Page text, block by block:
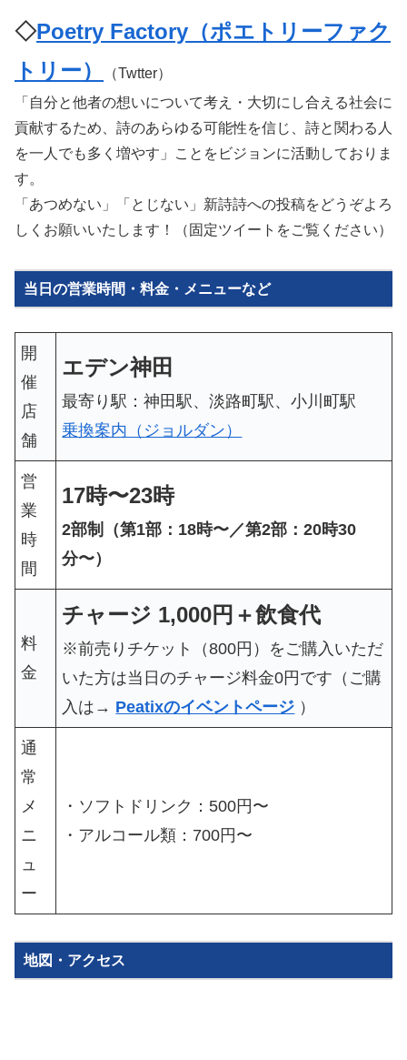
◇Poetry Factory（ポエトリーファク
トリー）
（Twtter）
「自分と他者の想いについて考え・大切にし合える社会に
貢献するため、詩のあらゆる可能性を信じ、詩と関わる人
を一人でも多く増やす」ことをビジョンに活動しておりま
す。
「あつめない」「とじない」新詩詩への投稿をどうぞよろ
しくお願いいたします！（固定ツイートをご覧ください）
当日の営業時間・料金・メニューなど
開
催
店
舗
エデン神田
最寄り駅：神田駅、淡路町駅、小川町駅
乗換案内（ジョルダン）
営
業
時
間
17時〜23時
2部制（第1部：18時〜／第2部：20時30
分〜）
料
金
チャージ 1,000円 ＋飲食代
※前売りチケット（800円）をご購入いただ
いた方は当日のチャージ料金0円です（ご購
入は→ Peatixのイベントページ ）
通
常
メ
ニ
ュ
ー
・ソフトドリンク：500円〜
・アルコール類：700円〜
地図・アクセス